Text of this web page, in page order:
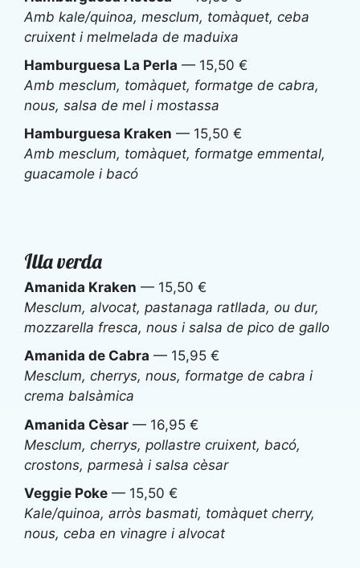
Amb kale/quinoa, mesclum, tomàquet, ceba
cruixent i melmelada de maduixa
Hamburguesa La Perla — 15,50 €
Amb mesclum, tomàquet, formatge de cabra,
nous, salsa de mel i mostassa
Hamburguesa Kraken — 15,50 €
Amb mesclum, tomàquet, formatge emmental,
guacamole i bacó
Illa verda
Amanida Kraken — 15,50 €
Mesclum, alvocat, pastanaga ratllada, ou dur,
mozzarella fresca, nous i salsa de pico de gallo
Amanida de Cabra — 15,95 €
Mesclum, cherrys, nous, formatge de cabra i
crema balsàmica
Amanida Cèsar — 16,95 €
Mesclum, cherrys, pollastre cruixent, bacó,
crostons, parmesà i salsa cèsar
Veggie Poke — 15,50 €
Kale/quinoa, arròs basmati, tomàquet cherry,
nous, ceba en vinagre i alvocat